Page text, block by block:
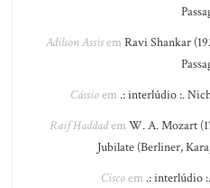
Adilson Assisem Ravi Shankar
Cássioem .: interlúdio :.
Raif Haddadem W. A. Mozart
Jubilate (Berliner,
Ciscoem .: interlúdio